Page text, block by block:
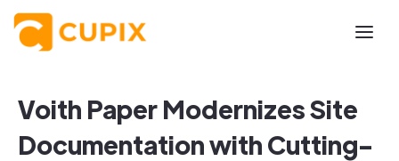
Voith Paper Modernizes Site
Documentation with Cutting-